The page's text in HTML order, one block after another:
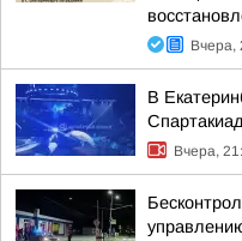
Вчера,
В
Вчера,